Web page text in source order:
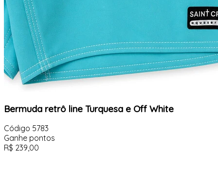
Bermuda retrô line Turquesa e Off White
Código 5783
Ganhe pontos
R$ 239,00